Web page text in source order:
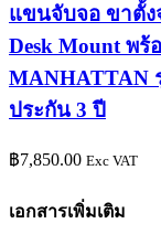
แขนจับจอ ขาตั้ง
Desk Mount พร้
MANHATTAN
ประกัน 3 ปี
฿7,850.00 Exc VAT
เอกสารเพิ่มเติม